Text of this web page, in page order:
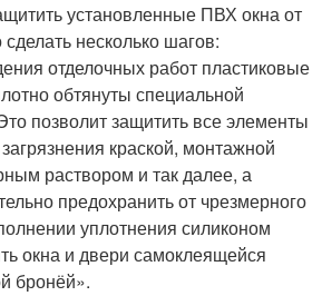
установленные ПВХ окна от
несколько шагов:
отделочных работ пластиковые
обтянуты специальной
позволит защитить все элементы
краской, монтажной
раствором и так далее, а
предохранить от чрезмерного
уплотнения силиконом
окна и двери самоклеящейся
бронёй».